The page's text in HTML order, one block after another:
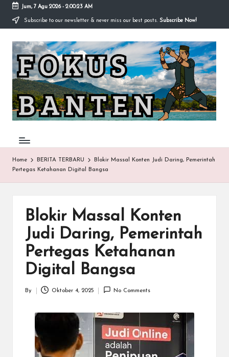
Skip
content
Jum, 7 Agu 2026- 2:00:23 AM
Subscribe to our newsletter & never miss our best posts. Subscribe Now!
F
O
K
U
S-
B
A
N
.C
Home BERITA TERBARU
Blokir Massal Konten Judi Daring, Pemerintah
Pertegas Ketahanan Digital Bangsa
Blokir Massal Konten
Judi Daring, Pemerintah
Pertegas Ketahanan
Digital Bangsa
Posted
By Oktober 4, 2025 No Comments